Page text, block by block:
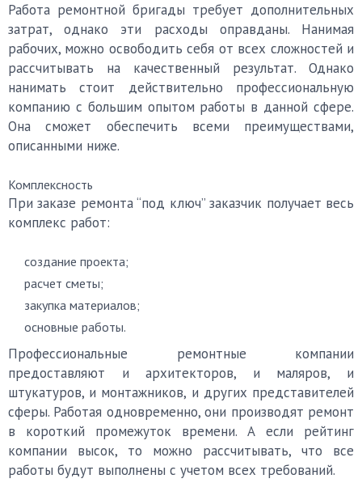
Работа ремонтной бригады требует дополнительных
затрат, однако эти расходы оправданы. Нанимая
рабочих, можно освободить себя от всех сложностей и
рассчитывать на качественный результат. Однако
нанимать стоит действительно профессиональную
компанию с большим опытом работы в данной сфере.
Она сможет обеспечить всеми преимуществами,
описанными ниже.
Комплексность
При заказе ремонта “под ключ” заказчик получает весь
комплекс работ:
создание проекта;
расчет сметы;
закупка материалов;
основные работы.
Профессиональные ремонтные компании
предоставляют и архитекторов, и маляров, и
штукатуров, и монтажников, и других представителей
сферы. Работая одновременно, они производят ремонт
в короткий промежуток времени. А если рейтинг
компании высок, то можно рассчитывать, что все
работы будут выполнены с учетом всех требований.